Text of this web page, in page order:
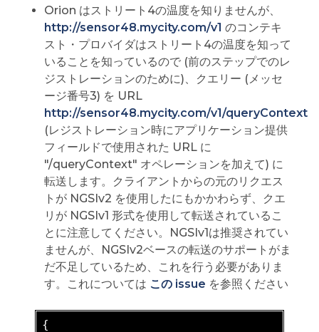
Orion はストリート4の温度を知りませんが、
http://sensor48.mycity.com/v1 のコンテキ
スト・プロバイダはストリート4の温度を知って
いることを知っているので (前のステップでのレ
ジストレーションのために)、クエリー (メッセ
ージ番号3) を URL
http://sensor48.mycity.com/v1/queryContext
(レジストレーション時にアプリケーション提供
フィールドで使用された URL に
"/queryContext" オペレーションを加えて) に
転送します。クライアントからの元のリクエス
トが NGSIv2 を使用したにもかかわらず、クエ
リが NGSIv1 形式を使用して転送されているこ
とに注意してください。NGSIv1は推奨されてい
ませんが、NGSIv2ベースの転送のサポートがま
だ不足しているため、これを行う必要がありま
す。これについては この issue を参照ください
{